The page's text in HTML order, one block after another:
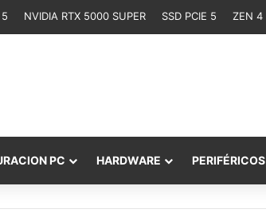
NVIDIA RTX 5000 SUPER SSD PCIE 5 ZEN 4
PC HARDWARE PERIFÉRICOS